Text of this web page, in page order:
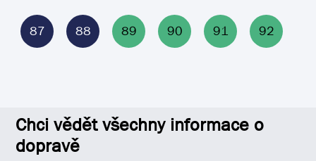
87 88 89 90 91 92
Chci vědět všechny informace o
dopravě